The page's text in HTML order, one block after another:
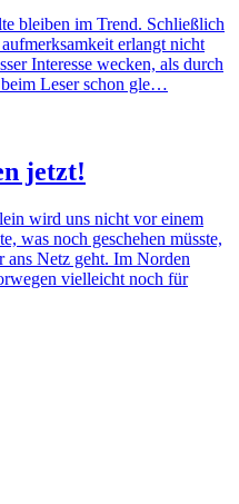
bleiben im Trend. Schließlich
erlangt nicht
Interesse wecken, als durch
Leser schon gle…
jetzt!
wird uns nicht vor einem
was noch geschehen müsste,
ans Netz geht. Im Norden
vielleicht noch für